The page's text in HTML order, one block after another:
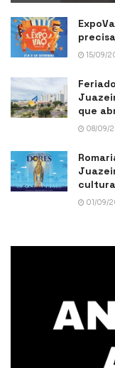
15/09/
que
08/09/
01/09/